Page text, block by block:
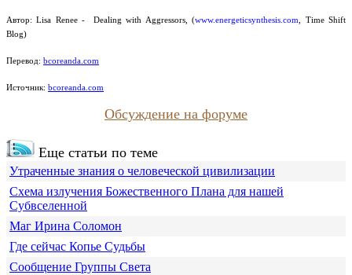
Автор:Lisa Renee - Dealing with Aggressors,(www.energeticsynthesis.com
, Time Shift
Blog)
Перевод: bcoreanda.com
Источник: bcoreanda.com
Обсуждение на форуме
Еще статьи по теме
Утраченные знания о человеческой цивилизации
Схема излучения Божественного Плана для нашей
Субвселенной
Маг Ирина Соломон
Где сейчас Копье Судьбы
Сообщение Группы Света